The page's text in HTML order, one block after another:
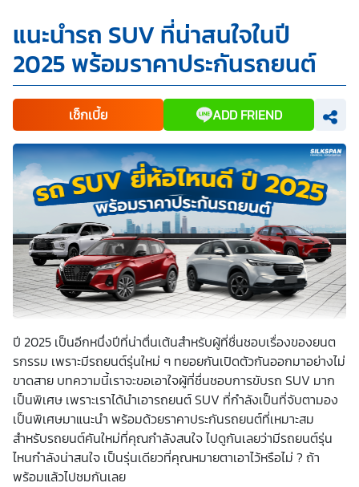
ข้าพเจ้ารับทราบนโยบายคุ้มครองข้อมูลส่วนบุคคล และยินยอมให้
บริษัท SILKSPAN อินชัวรันซ์ โบรกเกอร์เรจ จำกัด รวมถึงบริษัท
ในเครือที่เกี่ยวข้องกัน ตลอดจนคู่ค้าทางธุรกิจและ/หรือ
พันธมิตรของบริษัทเหล่านี้ สามารถเก็บ ใช้ และ/หรือ เปิดเผย
ข้อมูลส่วนบุคคลและข้อมูลส่วนบุคคลที่มีความอ่อนไหวของ
ข้าพเจ้า เพื่อวัตถุประสงค์ในการดำเนินการติดต่อและนำเสนอ
ข้อมูลสำหรับการขายผลิตภัณฑ์ การจัดทำรายการส่งเสริมการ
ขายและการตลาด แจ้งสิทธิประโยชน์หรือข่าวสารต่างๆ แจ้ง
ข้อมูลเกี่ยวกับผลิตภัณฑ์ หรือกรมธรรม์ประกันภัย การใช้ข้อมูล
เพื่อพัฒนาผลิตภัณฑ์หรือบริการต่างๆ หรือเพื่อกิจกรรมอื่นๆ
ท่านสามารถอ่านรายละเอียดนโยบายคุ้มครองข้อมูลส่วนบุคคล
และสิทธิของเจ้าของข้อมูลส่วนบุคคลได้ที่เว็บไซต์คำประกาศ
เกี่ยวกับความเป็นส่วนตัวก่อนให้ความยินยอม ทั้งนี้ ก่อนการ
แสดงเจตนา ข้าพเจ้าได้อ่านรายละเอียดจากเอกสารชี้แจงข้อมูล
หรือได้รับคำอธิบายจากหน่วยงานถึงวัตถุประสงค์ในการเก็บ
รวบรวม ใช้หรือเปิดเผยข้อมูลส่วนบุคคล (“ประมวลผลข้อมูล
ส่วนบุคคล”) และมีความเข้าใจดีแล้ว ข้าพเจ้าให้ความยินยอมหรือ
ปฏิเสธไม่ให้ความยินยอมในเอกสารนี้ด้วยความสมัครใจ
ปราศจากการบังคับหรือชักจูง และข้าพเจ้าทราบว่าข้าพเจ้า
สามารถถอนความยินยอมนี้เสียเมื่อใดก็ได้ เว้นแต่ในกรณีมีข้อ
จำกัดสิทธิตามกฎหมายหรือยังมีสัญญาระหว่างข้าพเจ้ากับ
สถาบันที่ให้ประโยชน์แก่ข้าพเจ้าอยู่ กรณีที่ข้าพเจ้าประสงค์จะไม่
ให้ความยินยอม ข้าพเจ้าเข้าใจและยอมรับว่า การไม่ให้ความ
ยินยอมจะมีผลทำให้ข้าพเจ้า (เช่น ข้าพเจ้าอาจได้รับความสะดวก
การใช้งานบางอย่างได้ เป็นต้น) และข้าพเจ้าทราบว่าการถอน
ความยินยอมดังกล่าว ไม่มีผลกระทบต่อการประมวลผลข้อมูล
ส่วนบุคคลที่ได้ดำเนินการเสร็จสิ้นไปแล้วก่อนการถอนความ
ยินยอม โดยข้าพเจ้าให้ถือเอาการกดเลือก “ให้ความยินยอม” ใน
ช่องสนทนา เป็นการแสดงเจตนายินยอมของข้าพเจ้าแทนการ
ลงลายมือชื่อเป็นหลักฐาน
แนะนำรถ SUV ที่น่าสนใจในปี
2025 พร้อมราคาประกันรถยนต์
เช็กเบี้ย ADD FRIEND
ปี 2025 เป็นอีกหนึ่งปีที่น่าตื่นเต้นสำหรับผู้ที่ชื่นชอบเรื่องของยนต
รกรรม เพราะมีรถยนต์รุ่นใหม่ ๆ ทยอยกันเปิดตัวกันออกมาอย่างไม่
ขาดสาย บทความนี้เราจะขอเอาใจผู้ที่ชื่นชอบการขับรถ SUV มาก
เป็นพิเศษ เพราะเราได้นำเอารถยนต์ SUV ที่กำลังเป็นที่จับตามอง
เป็นพิเศษมาแนะนำ พร้อมด้วยราคาประกันรถยนต์ที่เหมาะสม
สำหรับรถยนต์คันใหม่ที่คุณกำลังสนใจ ไปดูกันเลยว่ามีรถยนต์รุ่น
ไหนกำลังน่าสนใจ เป็นรุ่นเดียวที่คุณหมายตาเอาไว้หรือไม่ ? ถ้า
พร้อมแล้วไปชมกันเลย